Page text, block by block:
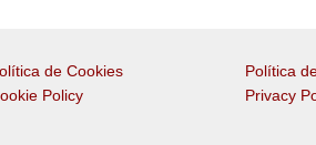
de Cookies
Policy
Política
Privacy